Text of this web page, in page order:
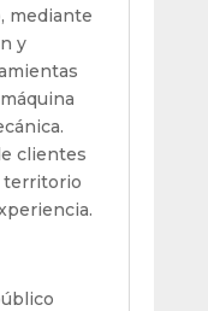
mediante
y
clientes
territorio